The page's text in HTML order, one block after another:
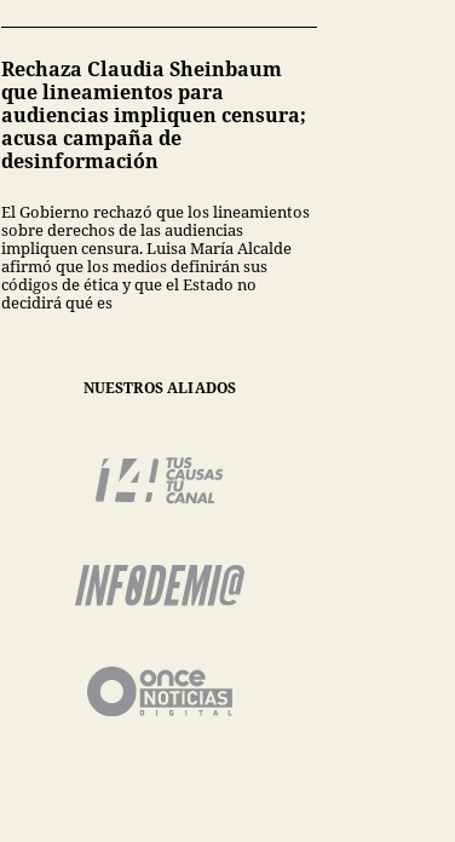
Rechaza Claudia Sheinbaum
que lineamientos para
audiencias impliquen censura;
acusa campaña de
desinformación
El Gobierno rechazó que los lineamientos
sobre derechos de las audiencias
impliquen censura. Luisa María Alcalde
afirmó que los medios definirán sus
códigos de ética y que el Estado no
decidirá qué es
NUESTROS ALIADOS